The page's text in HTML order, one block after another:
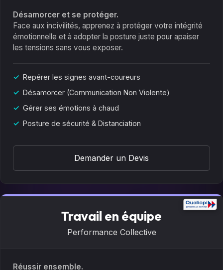
Désamorcer et se protéger.
Face aux incivilités, apprenez à protéger votre intégrité
émotionnelle et à adopter la posture juste pour apaiser
les tensions sans vous exposer.
Repérer les signes avant-coureurs
Désamorcer (Communication Non Violente)
Gérer ses émotions à chaud
Posture de sécurité & Distanciation
Demander un Devis
Travail en équipe
Performance Collective
Réussir ensemble.